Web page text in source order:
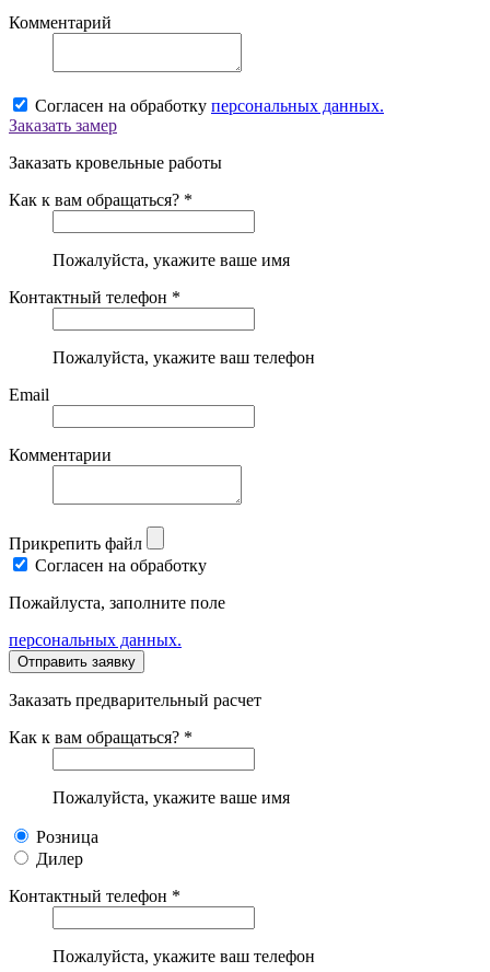
Комментарий
Согласен на обработку персональных данных.
Заказать замер
Заказать кровельные работы
Как к вам обращаться? *
Пожалуйста, укажите ваше имя
Контактный телефон *
Пожалуйста, укажите ваш телефон
Email
Комментарии
Прикрепить файл
Согласен на обработку
Пожайлуста, заполните поле
персональных данных.
Заказать предварительный расчет
Как к вам обращаться? *
Пожалуйста, укажите ваше имя
Розница
Дилер
Контактный телефон *
Пожалуйста, укажите ваш телефон